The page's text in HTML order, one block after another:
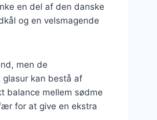
en del af den danske
og en velsmagende
men de
kan bestå af
balance mellem sødme
for at give en ekstra